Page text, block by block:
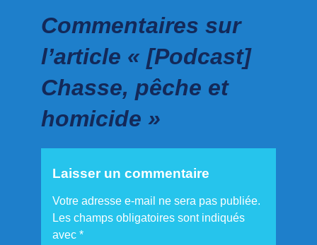
Commentaires sur
l’article « [Podcast]
Chasse, pêche et
homicide »
Laisser un commentaire
Votre adresse e-mail ne sera pas publiée.
Les champs obligatoires sont indiqués
avec *